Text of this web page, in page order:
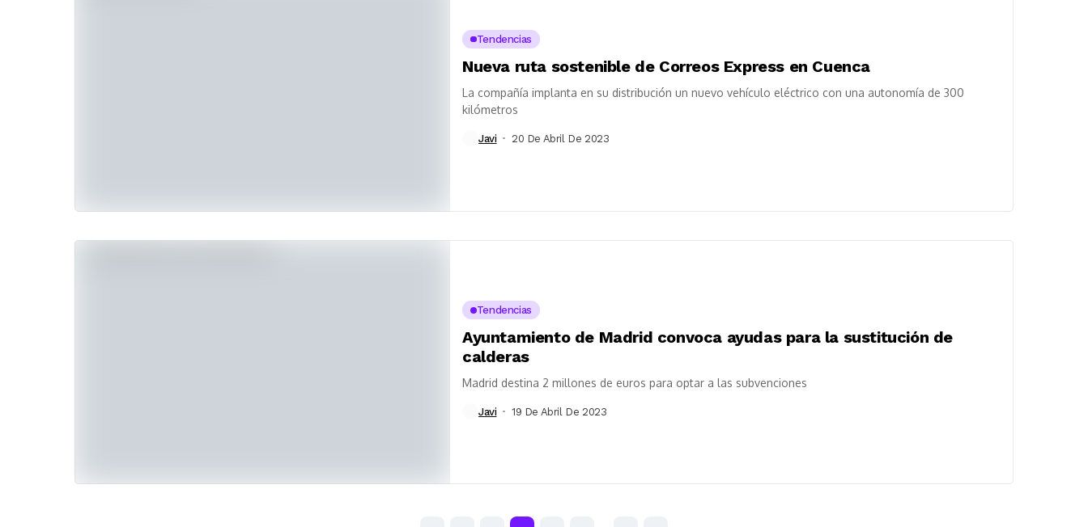
Tendencias
Nueva ruta sostenible de Correos Express en Cuenca
La compañía implanta en su distribución un nuevo vehículo eléctrico con una autonomía de 300
kilómetros
Javi 20 De Abril De 2023
Tendencias
Ayuntamiento de Madrid convoca ayudas para la sustitución de
calderas
Madrid destina 2 millones de euros para optar a las subvenciones
Javi 19 De Abril De 2023